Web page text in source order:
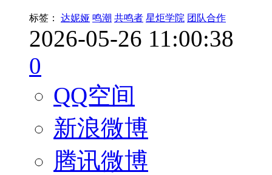
标签： 达妮娅 鸣潮 共鸣者 星炬学院 团队合作
2026-05-26 11:00:38
0
QQ空间
新浪微博
腾讯微博